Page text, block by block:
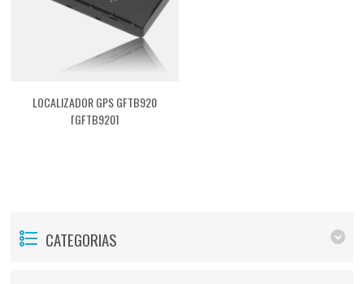
LOCALIZADOR GPS GFTB920
[GFTB920]
CATEGORIAS